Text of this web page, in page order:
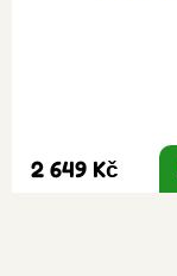
2 649 Kč